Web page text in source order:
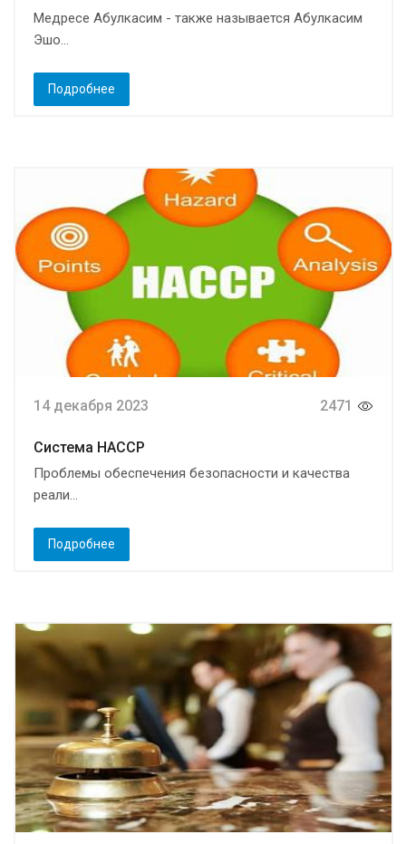
Медресе Абулкасим - также называется Абулкасим
Эшо...
Подробнее
14 декабря 2023 2471
Система HACCP
Проблемы обеспечения безопасности и качества
реали...
Подробнее